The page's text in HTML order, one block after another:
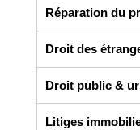
Réparation du
Droit des
Droit public &
Litiges